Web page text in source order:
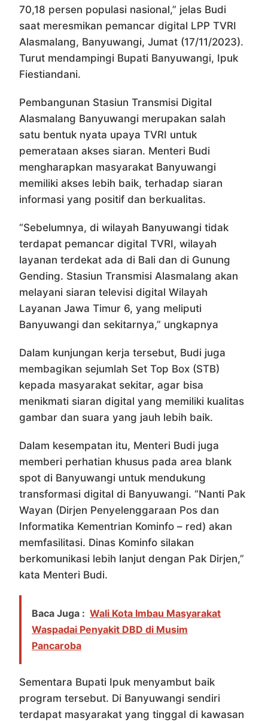
70,18 persen populasi nasional,” jelas Budi
saat meresmikan pemancar digital LPP TVRI
Alasmalang, Banyuwangi, Jumat (17/11/2023).
Turut mendampingi Bupati Banyuwangi, Ipuk
Fiestiandani.
Pembangunan Stasiun Transmisi Digital
Alasmalang Banyuwangi merupakan salah
satu bentuk nyata upaya TVRI untuk
pemerataan akses siaran. Menteri Budi
mengharapkan masyarakat Banyuwangi
memiliki akses lebih baik, terhadap siaran
informasi yang positif dan berkualitas.
“Sebelumnya, di wilayah Banyuwangi tidak
terdapat pemancar digital TVRI, wilayah
layanan terdekat ada di Bali dan di Gunung
Gending. Stasiun Transmisi Alasmalang akan
melayani siaran televisi digital Wilayah
Layanan Jawa Timur 6, yang meliputi
Banyuwangi dan sekitarnya,” ungkapnya
Dalam kunjungan kerja tersebut, Budi juga
membagikan sejumlah Set Top Box (STB)
kepada masyarakat sekitar, agar bisa
menikmati siaran digital yang memiliki kualitas
gambar dan suara yang jauh lebih baik.
Dalam kesempatan itu, Menteri Budi juga
memberi perhatian khusus pada area blank
spot di Banyuwangi untuk mendukung
transformasi digital di Banyuwangi. “Nanti Pak
Wayan (Dirjen Penyelenggaraan Pos dan
Informatika Kementrian Kominfo – red) akan
memfasilitasi. Dinas Kominfo silakan
berkomunikasi lebih lanjut dengan Pak Dirjen,”
kata Menteri Budi.
Baca Juga : Wali Kota Imbau Masyarakat
Waspadai Penyakit DBD di Musim
Pancaroba
Sementara Bupati Ipuk menyambut baik
program tersebut. Di Banyuwangi sendiri
terdapat masyarakat yang tinggal di kawasan